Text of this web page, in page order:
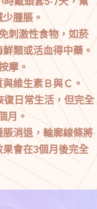
腫脹。
刺激性食物，如菸
類或活血得中藥。
摩。
維生素Ｂ與Ｃ。
復日常生活，但完全
月。
脹消退，輪廓線條將
會在3個月後完全